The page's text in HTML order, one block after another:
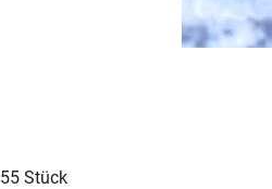
Stück